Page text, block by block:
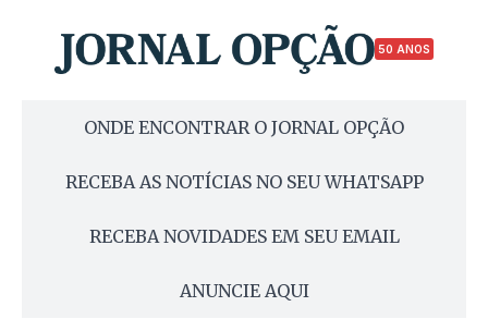
50 ANOS
ONDE ENCONTRAR O JORNAL OPÇÃO
RECEBA AS NOTÍCIAS NO SEU WHATSAPP
RECEBA NOVIDADES EM SEU EMAIL
ANUNCIE AQUI